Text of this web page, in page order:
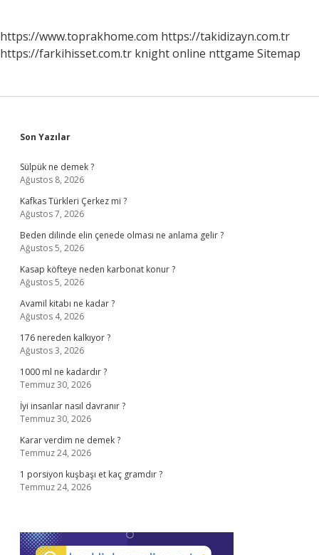
https://www.toprakhome.com https://takidizayn.com.tr
https://farkihisset.com.tr knight online nttgame Sitemap
Sidebar
Son Yazılar
Sülpük ne demek ?
Ağustos 8, 2026
Kafkas Türkleri Çerkez mi ?
Ağustos 7, 2026
Beden dilinde elin çenede olması ne anlama gelir ?
Ağustos 5, 2026
Kasap köfteye neden karbonat konur ?
Ağustos 5, 2026
Avamil kitabı ne kadar ?
Ağustos 4, 2026
176 nereden kalkıyor ?
Ağustos 3, 2026
1000 ml ne kadardır ?
Temmuz 30, 2026
İyi insanlar nasıl davranır ?
Temmuz 30, 2026
Karar verdim ne demek ?
Temmuz 24, 2026
1 porsiyon kuşbaşı et kaç gramdır ?
Temmuz 24, 2026